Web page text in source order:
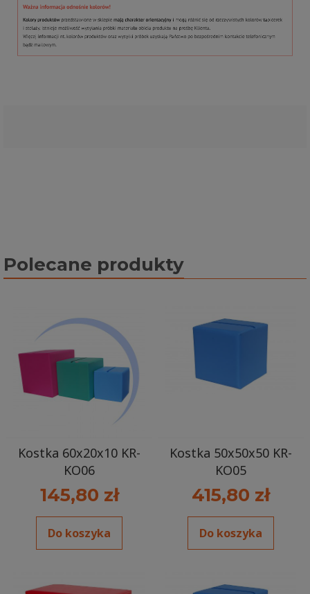
Polecane produkty
Kostka 60x20x10 KR-
KO06
145,80 zł
Do koszyka
Kostka 50x50x50 KR-
KO05
415,80 zł
Do koszyka